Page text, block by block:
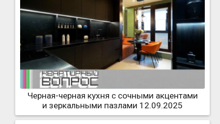
Черная-черная кухня с сочными акцентами
и зеркальными пазлами 12.09.2025